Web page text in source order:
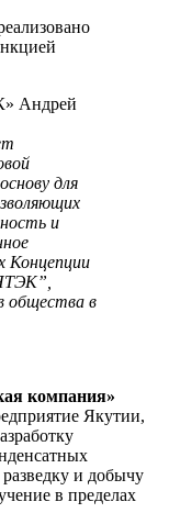
Андрей
для
и
Концепции
общества в
компания»
Якутии,
и добычу
в пределах